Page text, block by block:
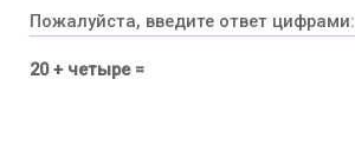
Пожалуйста, введите ответ цифрами:
20 + четыре =